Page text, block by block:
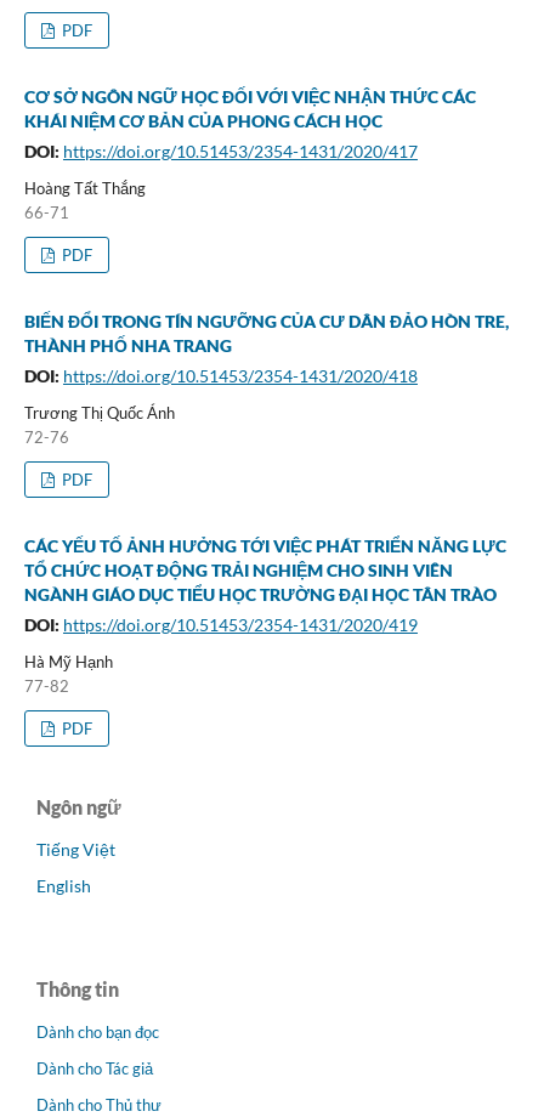
PDF
CƠ SỞ NGÔN NGỮ HỌC ĐỐI VỚI VIỆC NHẬN THỨC CÁC
KHÁI NIỆM CƠ BẢN CỦA PHONG CÁCH HỌC
DOI: https://doi.org/10.51453/2354-1431/2020/417
Hoàng Tất Thắng
66-71
PDF
BIẾN ĐỔI TRONG TÍN NGƯỠNG CỦA CƯ DÂN ĐẢO HÒN TRE,
THÀNH PHỐ NHA TRANG
DOI: https://doi.org/10.51453/2354-1431/2020/418
Trương Thị Quốc Ánh
72-76
PDF
CÁC YẾU TỐ ẢNH HƯỞNG TỚI VIỆC PHÁT TRIỂN NĂNG LỰC
TỔ CHỨC HOẠT ĐỘNG TRẢI NGHIỆM CHO SINH VIÊN
NGÀNH GIÁO DỤC TIỂU HỌC TRƯỜNG ĐẠI HỌC TÂN TRÀO
DOI: https://doi.org/10.51453/2354-1431/2020/419
Hà Mỹ Hạnh
77-82
PDF
Ngôn ngữ
Tiếng Việt
English
Thông tin
Dành cho bạn đọc
Dành cho Tác giả
Dành cho Thủ thư